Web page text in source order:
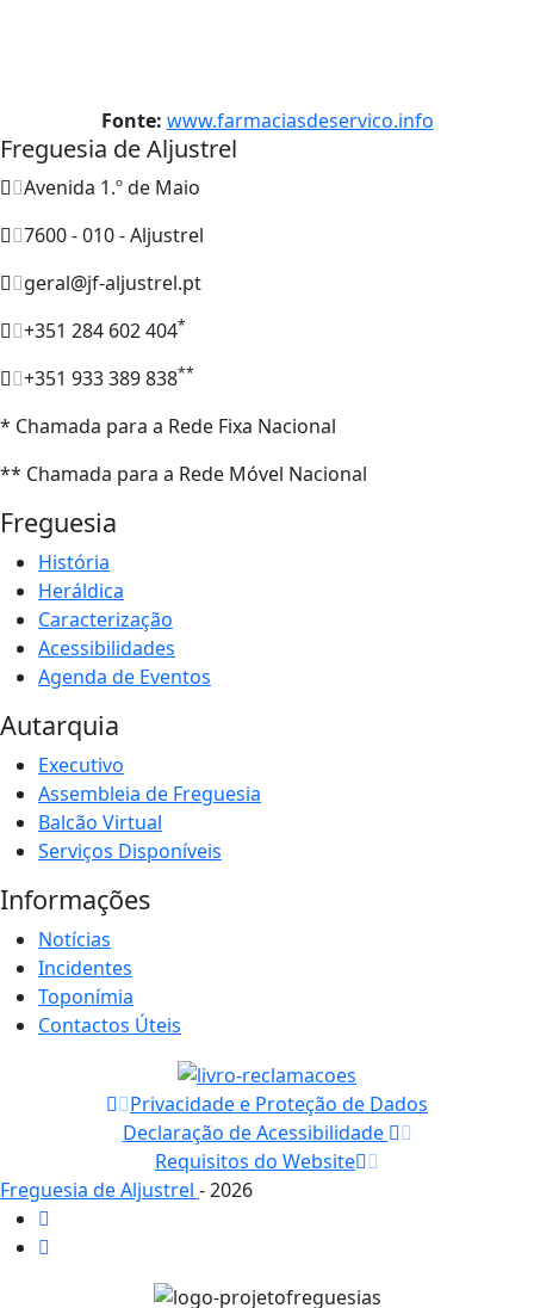
Fonte: www.farmaciasdeservico.info
Freguesia de Aljustrel
Avenida 1.º de Maio
7600 - 010 - Aljustrel
geral@jf-aljustrel.pt
+351 284 602 404*
+351 933 389 838**
* Chamada para a Rede Fixa Nacional
** Chamada para a Rede Móvel Nacional
Freguesia
História
Heráldica
Caracterização
Acessibilidades
Agenda de Eventos
Autarquia
Executivo
Assembleia de Freguesia
Balcão Virtual
Serviços Disponíveis
Informações
Notícias
Incidentes
Toponímia
Contactos Úteis
Privacidade e Proteção de Dados
Declaração de Acessibilidade
Requisitos do Website
Freguesia de Aljustrel - 2026